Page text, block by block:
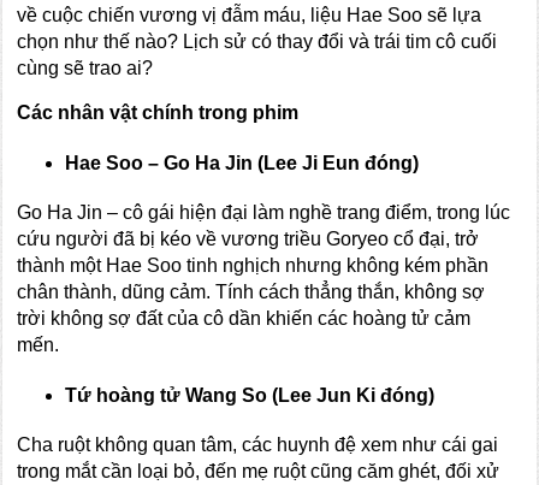
về cuộc chiến vương vị đẫm máu, liệu Hae Soo sẽ lựa
chọn như thế nào? Lịch sử có thay đổi và trái tim cô cuối
cùng sẽ trao ai?
Các nhân vật chính trong phim
Hae Soo –Go Ha Jin (Lee Ji Eun đóng)
Go Ha Jin – cô gái hiện đại làm nghề trang điểm, trong lúc
cứu người đã bị kéo về vương triều Goryeo cổ đại, trở
thành một Hae Soo tinh nghịch nhưng không kém phần
chân thành, dũng cảm. Tính cách thẳng thắn, không sợ
trời không sợ đất của cô dần khiến các hoàng tử cảm
mến.
Tứ hoàng tử Wang So (Lee Jun Ki đóng)
Cha ruột không quan tâm, các huynh đệ xem như cái gai
trong mắt cần loại bỏ, đến mẹ ruột cũng căm ghét, đối xử